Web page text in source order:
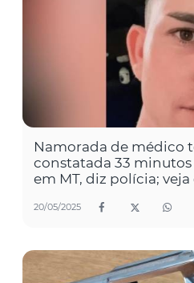
Namorada de médico
constatada 33 minutos
em MT, diz polícia;
20/05/2025